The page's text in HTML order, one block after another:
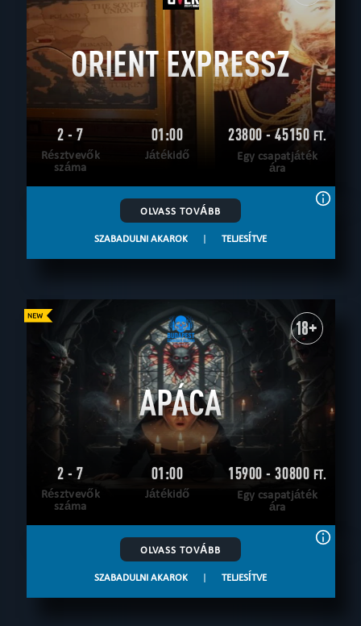
ORIENT EXPRESSZ
2 - 7
Résztvevők
száma
01:00
Játékidő
23800 - 45150 FT.
Egy csapatjáték
ára
OLVASS TOVÁBB
SZABADULNI AKAROK | TELJESÍTVE
18+
APÁCA
2 - 7
Résztvevők
száma
01:00
Játékidő
15900 - 30800 FT.
Egy csapatjáték
ára
OLVASS TOVÁBB
SZABADULNI AKAROK | TELJESÍTVE